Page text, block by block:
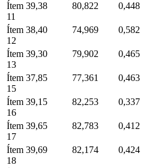
Ítem
11
39,38 80,822 0,448
Ítem
12
38,40 74,969 0,582
Ítem
13
39,30 79,902 0,465
Ítem
15
37,85 77,361 0,463
Ítem
16
39,15 82,253 0,337
Ítem
17
39,65 82,783 0,412
Ítem
18
39,69 82,174 0,424